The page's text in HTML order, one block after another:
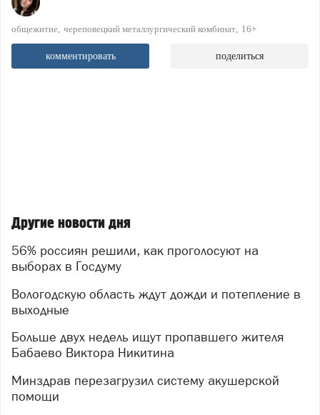
общежитие череповецкий металлургический комбинат 16+
комментировать поделиться
Другие новости дня
56% россиян решили, как проголосуют на
выборах в Госдуму
Вологодскую область ждут дожди и потепление в
выходные
Больше двух недель ищут пропавшего жителя
Бабаево Виктора Никитина
Минздрав перезагрузил систему акушерской
помощи